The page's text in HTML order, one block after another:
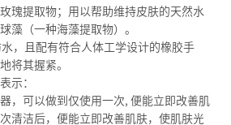
瑰提取物；用以帮助维持皮肤的天然水
藻（一种海藻提取物）。
，且配有符合人体工学设计的橡胶手
将其握紧。
示：
，可以做到仅使用一次, 便能立即改善肌
清洁后，便能立即改善肌肤，使肌肤光